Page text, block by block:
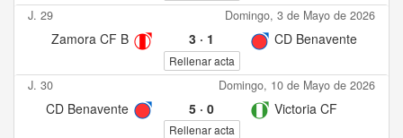
J. 29 Domingo, 3 de Mayo de 2026
Zamora CF B 3· 1 CD Benavente
Rellenar acta
J. 30 Domingo, 10 de Mayo de 2026
CD Benavente 5· 0 Victoria CF
Rellenar acta